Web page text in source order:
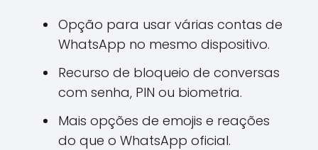
Opção para usar várias contas de
WhatsApp no mesmo dispositivo.
Recurso de bloqueio de conversas
com senha, PIN ou biometria.
Mais opções de emojis e reações
do que o WhatsApp oficial.